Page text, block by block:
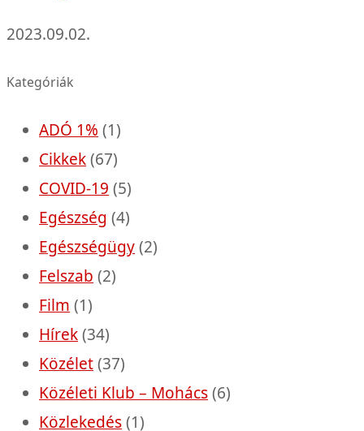
2023.09.02.
Kategóriák
ADÓ 1% (1)
Cikkek(67)
COVID-19 (5)
Egészség (4)
Egészségügy(2)
Felszab (2)
Film (1)
Hírek(34)
Közélet(37)
Közéleti Klub – Mohács(6)
Közlekedés(1)